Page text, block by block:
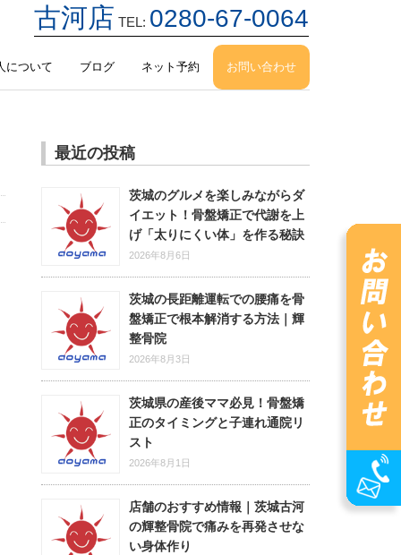
古河店 TEL: 0280-67-0064
について ブログ ネット予約 お問い合わせ
最近の投稿
茨城のグルメを楽しみながらダ
イエット！骨盤矯正で代謝を上
げ「太りにくい体」を作る秘訣
2026年8月6日
茨城の長距離運転での腰痛を骨
盤矯正で根本解消する方法｜輝
整骨院
2026年8月3日
茨城県の産後ママ必見！骨盤矯
正のタイミングと子連れ通院リ
スト
2026年8月1日
店舗のおすすめ情報｜茨城古河
の輝整骨院で痛みを再発させな
い身体作り